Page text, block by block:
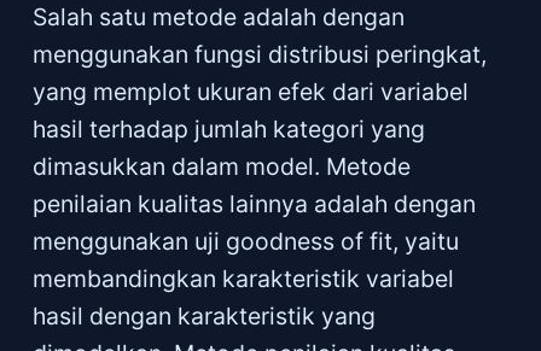
Salah satu metode adalah dengan
menggunakan fungsi distribusi peringkat,
yang memplot ukuran efek dari variabel
hasil terhadap jumlah kategori yang
dimasukkan dalam model. Metode
penilaian kualitas lainnya adalah dengan
menggunakan uji goodness of fit, yaitu
membandingkan karakteristik variabel
hasil dengan karakteristik yang